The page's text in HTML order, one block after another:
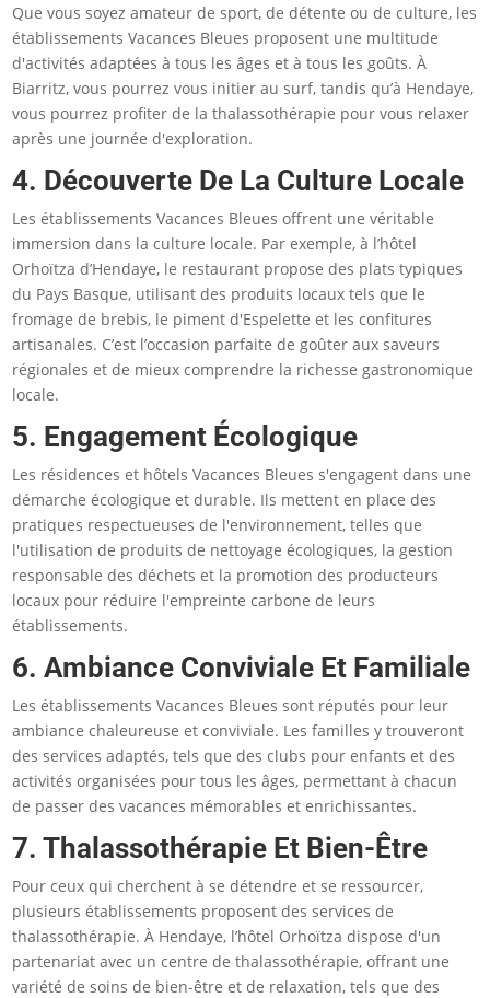
Que vous soyez amateur de sport, de détente ou de culture, les
établissements Vacances Bleues proposent une multitude
d'activités adaptées à tous les âges et à tous les goûts. À
Biarritz, vous pourrez vous initier au surf, tandis qu’à Hendaye,
vous pourrez profiter de la thalassothérapie pour vous relaxer
après une journée d'exploration.
4. Découverte De La Culture Locale
Les établissements Vacances Bleues offrent une véritable
immersion dans la culture locale. Par exemple, à l’hôtel
Orhoïtza d’Hendaye, le restaurant propose des plats typiques
du Pays Basque, utilisant des produits locaux tels que le
fromage de brebis, le piment d'Espelette et les confitures
artisanales. C’est l’occasion parfaite de goûter aux saveurs
régionales et de mieux comprendre la richesse gastronomique
locale.
5. Engagement Écologique
Les résidences et hôtels Vacances Bleues s'engagent dans une
démarche écologique et durable. Ils mettent en place des
pratiques respectueuses de l'environnement, telles que
l'utilisation de produits de nettoyage écologiques, la gestion
responsable des déchets et la promotion des producteurs
locaux pour réduire l'empreinte carbone de leurs
établissements.
6. Ambiance Conviviale Et Familiale
Les établissements Vacances Bleues sont réputés pour leur
ambiance chaleureuse et conviviale. Les familles y trouveront
des services adaptés, tels que des clubs pour enfants et des
activités organisées pour tous les âges, permettant à chacun
de passer des vacances mémorables et enrichissantes​.
7. Thalassothérapie Et Bien-Être
Pour ceux qui cherchent à se détendre et se ressourcer,
plusieurs établissements proposent des services de
thalassothérapie. À Hendaye, l’hôtel Orhoïtza dispose d'un
partenariat avec un centre de thalassothérapie, offrant une
variété de soins de bien-être et de relaxation, tels que des